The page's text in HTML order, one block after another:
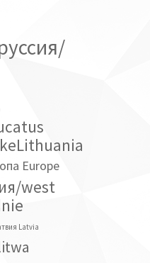
Europe
west
Latvia